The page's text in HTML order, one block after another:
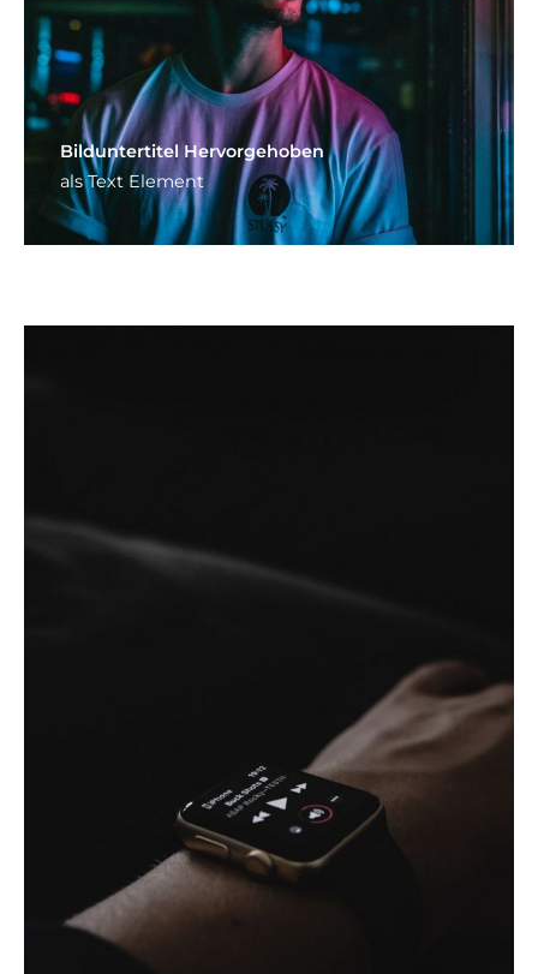
Bild­unter­titel Hervorgehoben
als Text Element